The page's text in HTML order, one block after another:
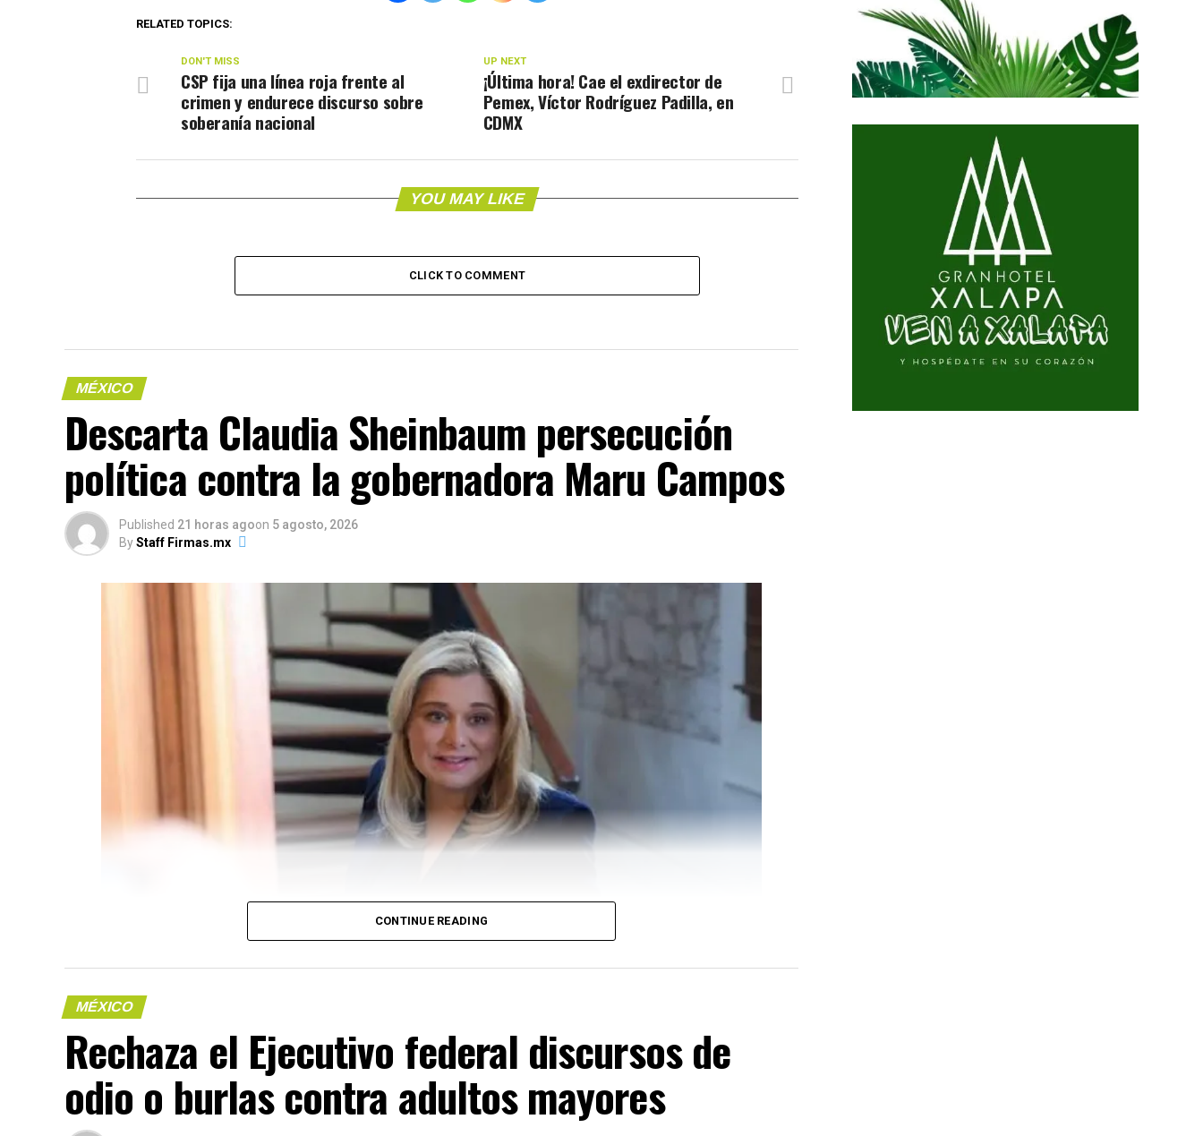
RELATED TOPICS:
UP NEXT
​¡Última hora! Cae el exdirector de
Pemex, Víctor Rodríguez Padilla, en
CDMX
DON'T MISS
CSP fija una línea roja frente al
crimen y endurece discurso sobre
soberanía nacional
YOU MAY LIKE
CLICK TO COMMENT
MÉXICO
Descarta Claudia Sheinbaum persecución
política contra la gobernadora Maru Campos
Published 21 horas agoon 5 agosto, 2026
ByStaff Firmas.mx
(más…)
CONTINUE READING
MÉXICO
Rechaza el Ejecutivo federal discursos de
odio o burlas contra adultos mayores